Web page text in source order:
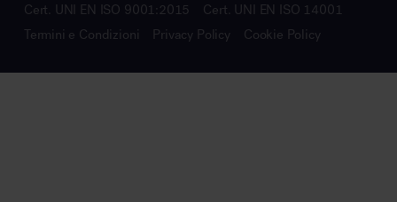
Cert. UNI EN ISO 9001:2015
Cert. UNI EN ISO 14001
Termini e Condizioni
Privacy Policy Cookie Policy